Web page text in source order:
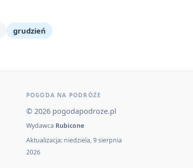
grudzień
POGODA NA PODRÓŻE
© 2026 pogodapodroze.pl
Wydawca Rubicone
Aktualizacja: niedziela, 9 sierpnia
2026